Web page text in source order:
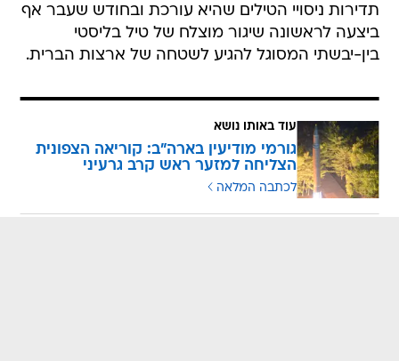
תדירות ניסויי הטילים שהיא עורכת ובחודש שעבר אף
ביצעה לראשונה שיגור מוצלח של טיל בליסטי
בין-יבשתי המסוגל להגיע לשטחה של ארצות הברית.
עוד באותו נושא
גורמי מודיעין בארה"ב: קוריאה הצפונית
הצליחה למזער ראש קרב גרעיני
לכתבה המלאה